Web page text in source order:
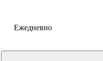
Ежедневно